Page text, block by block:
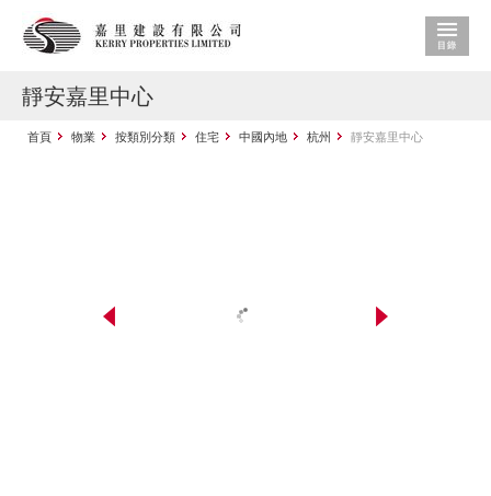
靜安嘉里中心
首頁 物業 按類別分類 住宅 中國內地 杭州 靜安嘉里中心